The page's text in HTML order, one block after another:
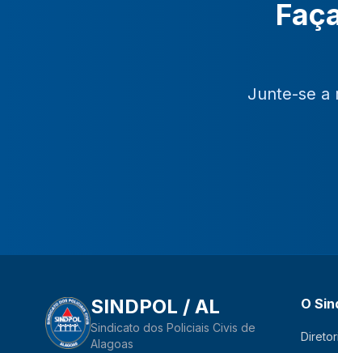
Junte-se a
SINDPOL / AL
Sindicato dos Policiais Civis de
Alagoas
O